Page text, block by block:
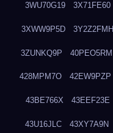
3WU70G19 3X71FE60
3XWW9P5D 3Y2Z2FMH
3ZUNKQ9P 40PEO5RM
428MPM7O 42EW9PZP
43BE766X 43EEF23E
43U16JLC 43XY7A9N